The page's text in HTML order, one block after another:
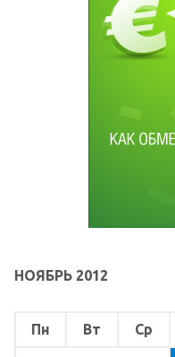
НОЯБРЬ 2012
Пн Вт Ср